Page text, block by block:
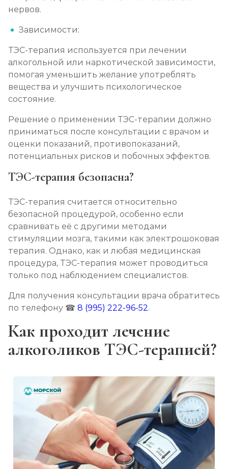
нервов.
Зависимости:
ТЭС-терапия используется при лечении
алкогольной или наркотической зависимости,
помогая уменьшить желание употреблять
вещества и улучшить психологическое
состояние.
Решение о применении ТЭС-терапии должно
приниматься после консультации с врачом и
оценки показаний, противопоказаний,
потенциальных рисков и побочных эффектов.
ТЭС-терапия безопасна?
ТЭС-терапия считается относительно
безопасной процедурой, особенно если
сравнивать её с другими методами
стимуляции мозга, такими как электрошоковая
терапия. Однако, как и любая медицинская
процедура, ТЭС-терапия может проводиться
только под наблюдением специалистов.
Для получения консультации врача обратитесь
по телефону ☎ 8 (995) 222-96-52.
Как проходит лечение
алкоголиков ТЭС-терапией?